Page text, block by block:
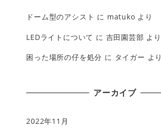
ドーム型のアシスト に matuko より
LEDライトについて に 吉田園芸部 より
困った場所の仔を処分 に タイガー より
アーカイブ
2022年11月